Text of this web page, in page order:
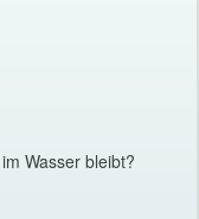
Wasser bleibt?